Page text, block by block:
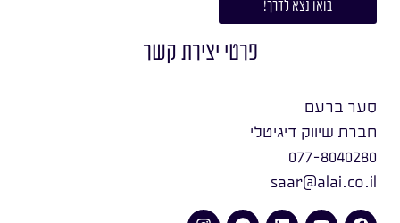
בואו נצא לדרך!
פרטי יצירת קשר
סער ברעם
חברת שיווק דיגיטלי
077-8040280
saar@alai.co.il